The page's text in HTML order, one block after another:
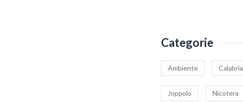
Categorie
Ambiente Calabria
Joppolo Nicotera